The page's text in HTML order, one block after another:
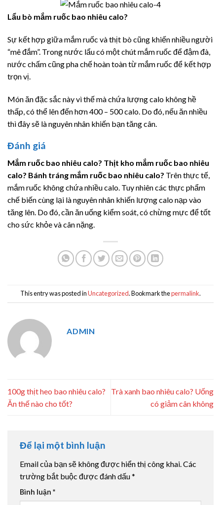
Lẩu bò mắm ruốc bao nhiêu calo?
Sự kết hợp giữa mắm ruốc và thịt bò cũng khiến nhiều người
“mê đắm”. Trong nước lẩu có một chút mắm ruốc để đậm đà,
nước chấm cũng pha chế hoàn toàn từ mắm ruốc để kết hợp
trọn vị.
Món ăn đặc sắc này vì thế mà chứa lượng calo không hề
thấp, có thể lên đến hơn 400 – 500 calo. Do đó, nếu ăn nhiều
thì đây sẽ là nguyên nhân khiến bạn tăng cân.
Đánh giá
Mắm ruốc bao nhiêu calo? Thịt kho mắm ruốc bao nhiêu
calo? Bánh tráng mắm ruốc bao nhiêu calo? Trên thực tế,
mắm ruốc không chứa nhiều calo. Tuy nhiên các thực phẩm
chế biến cùng lại là nguyên nhân khiến lượng calo nạp vào
tăng lên. Do đó, cần ăn uống kiểm soát, có chừng mực để tốt
cho sức khỏe và cân nặng.
This entry was posted inUncategorized. Bookmark thepermalink.
ADMIN
100g thịt heo bao nhiêu calo?
Ăn thế nào cho tốt?
Trà xanh bao nhiêu calo? Uống
có giảm cân không
Để lại một bình luận
Email của bạn sẽ không được hiển thị công khai.Các
trường bắt buộc được đánh dấu*
Bình luận *